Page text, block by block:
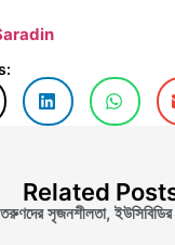
Related
সৃজনশীলতা, ইউসিবিডির